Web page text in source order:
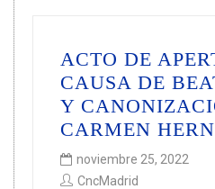
ACTO DE
CAUSA DE
Y
CARMEN
noviembre 25, 2022
CncMadrid